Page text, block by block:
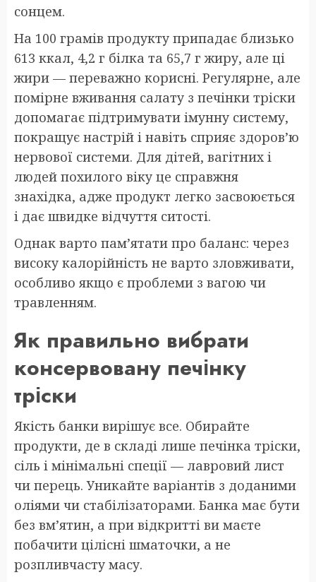
сонцем.
На 100 грамів продукту припадає близько
613 ккал, 4,2 г білка та 65,7 г жиру, але ці
жири — переважно корисні. Регулярне, але
помірне вживання салату з печінки тріски
допомагає підтримувати імунну систему,
покращує настрій і навіть сприяє здоров’ю
нервової системи. Для дітей, вагітних і
людей похилого віку це справжня
знахідка, адже продукт легко засвоюється
і дає швидке відчуття ситості.
Однак варто пам’ятати про баланс: через
високу калорійність не варто зловживати,
особливо якщо є проблеми з вагою чи
травленням.
Як правильно вибрати
консервовану печінку
тріски
Якість банки вирішує все. Обирайте
продукти, де в складі лише печінка тріски,
сіль і мінімальні спеції — лавровий лист
чи перець. Уникайте варіантів з доданими
оліями чи стабілізаторами. Банка має бути
без вм’ятин, а при відкритті ви маєте
побачити цілісні шматочки, а не
розпливчасту масу.